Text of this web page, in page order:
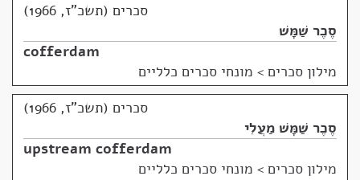
סכרים (תשכ"ז, 1966)
סֶכֶר שַׁמָּשׁ
cofferdam
מילון סכרים > מונחי סכרים כלליים
סכרים (תשכ"ז, 1966)
סֶכֶר שַׁמָּשׁ מַעֲלִי
upstream cofferdam
מילון סכרים > מונחי סכרים כלליים